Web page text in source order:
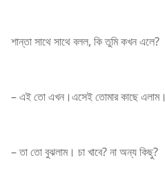
শান্তা সাথে সাথে বলল, কি তুমি কখন এলে?
– এই তো এখন।এসেই তোমার কাছে এলাম।
– তা তো বুঝলাম। চা খাবে? না অন্য কিছু?